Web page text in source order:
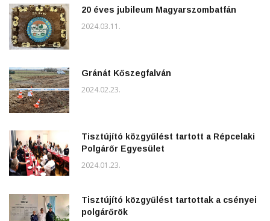
20 éves jubileum Magyarszombatfán
2024.03.11.
Gránát Kőszegfalván
2024.02.23.
Tisztújító közgyűlést tartott a Répcelaki
Polgárőr Egyesület
2024.01.23.
Tisztújító közgyűlést tartottak a csényei
polgárőrök